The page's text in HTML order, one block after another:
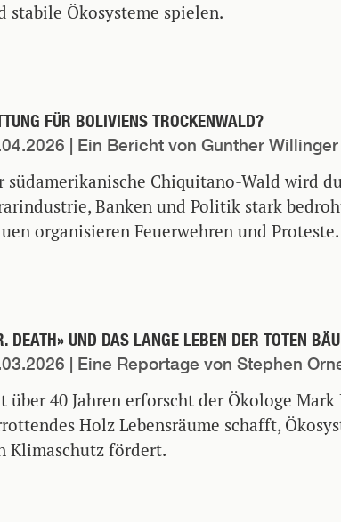
stabile Ökosysteme spielen.
FÜR BOLIVIENS TROCKENWALD?
| Ein Bericht von Gunther Willinger
südamerikanische Chiquitano-Wald wird
Banken und Politik stark
organisieren Feuerwehren und Proteste.
DEATH» UND DAS LANGE LEBEN DER TOTEN
| Eine Reportage von Stephen
über 40 Jahren erforscht der Ökologe
Holz Lebensräume schafft,
Klimaschutz fördert.